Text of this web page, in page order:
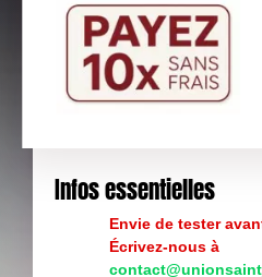
Infos essentielles
Envie de tester
Écrivez-nous à